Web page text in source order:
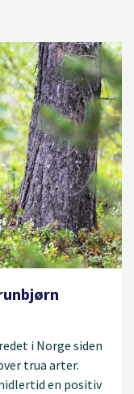
i Norge siden
trua arter.
en positiv